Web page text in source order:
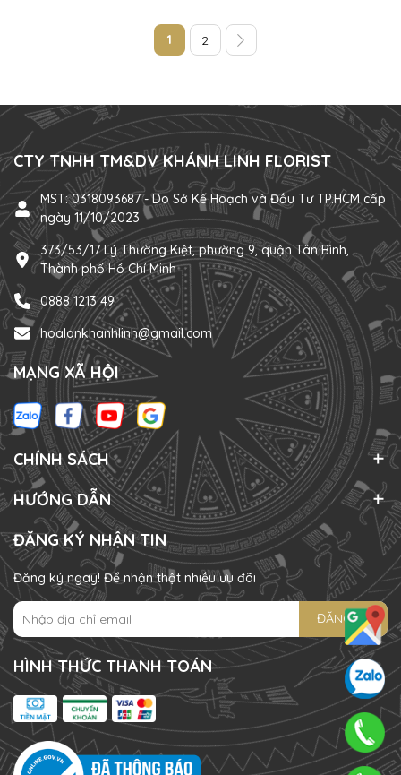
1 2
CTY TNHH TM&DV KHÁNH LINH FLORIST
MST: 0318093687 - Do Sở Kế Hoạch và Đầu Tư TP.HCM cấp
ngày 11/10/2023
373/53/17 Lý Thường Kiệt, phường 9, quận Tân Bình,
Thành phố Hồ Chí Minh
0888 1213 49
hoalankhanhlinh@gmail.com
MẠNG XÃ HỘI
CHÍNH SÁCH
HƯỚNG DẪN
ĐĂNG KÝ NHẬN TIN
Đăng ký ngay! Để nhận thật nhiều ưu đãi
ĐĂNG KÝ
HÌNH THỨC THANH TOÁN